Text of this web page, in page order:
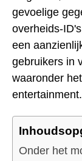
gevoelige
overheids-
een
gebruikers in
waaronder
entertainment.
Onder het